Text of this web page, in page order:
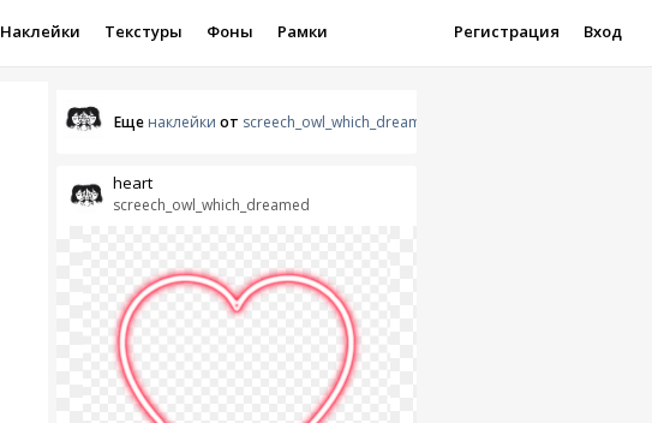
Наклейки Текстуры Фоны Рамки Регистрация Вход
Еще наклейки от screech_owl_which_dreamed
screech_owl_which_dreamed
heart